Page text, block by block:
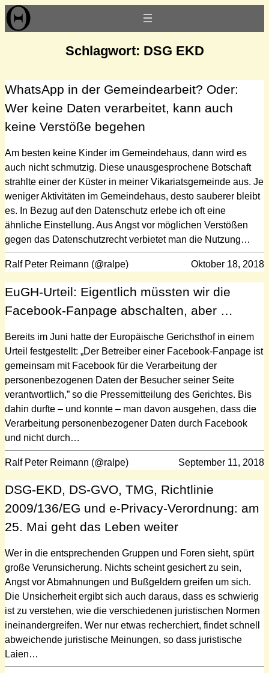
Zum
Inhalt
Schlagwort: DSG EKD
WhatsApp in der Gemeindearbeit? Oder:
Wer keine Daten verarbeitet, kann auch
keine Verstöße begehen
Am besten keine Kinder im Gemeindehaus, dann wird es
auch nicht schmutzig. Diese unausgesprochene Botschaft
strahlte einer der Küster in meiner Vikariatsgemeinde aus. Je
weniger Aktivitäten im Gemeindehaus, desto sauberer bleibt
es. In Bezug auf den Datenschutz erlebe ich oft eine
ähnliche Einstellung. Aus Angst vor möglichen Verstößen
gegen das Datenschutzrecht verbietet man die Nutzung…
Ralf Peter Reimann (@ralpe) Oktober 18, 2018
EuGH-Urteil: Eigentlich müssten wir die
Facebook-Fanpage abschalten, aber …
Bereits im Juni hatte der Europäische Gerichsthof in einem
Urteil festgestellt: „Der Betreiber einer Facebook-Fanpage ist
gemeinsam mit Facebook für die Verarbeitung der
personenbezogenen Daten der Besucher seiner Seite
verantwortlich,” so die Pressemitteilung des Gerichtes. Bis
dahin durfte – und konnte – man davon ausgehen, dass die
Verarbeitung personenbezogener Daten durch Facebook
und nicht durch…
Ralf Peter Reimann (@ralpe) September 11, 2018
DSG-EKD, DS-GVO, TMG, Richtlinie
2009/136/EG und e-Privacy-Verordnung: am
25. Mai geht das Leben weiter
Wer in die entsprechenden Gruppen und Foren sieht, spürt
große Verunsicherung. Nichts scheint gesichert zu sein,
Angst vor Abmahnungen und Bußgeldern greifen um sich.
Die Unsicherheit ergibt sich auch daraus, dass es schwierig
ist zu verstehen, wie die verschiedenen juristischen Normen
ineinandergreifen. Wer nur etwas recherchiert, findet schnell
abweichende juristische Meinungen, so dass juristische
Laien…